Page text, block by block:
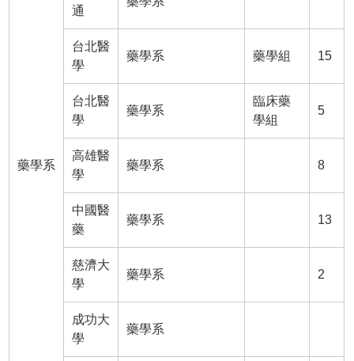
藥學系
通
台北醫
學
藥學系 藥學組 15
台北醫
學
藥學系
臨床藥
學組
5
高雄醫
學
藥學系 8
中國醫
藥
藥學系 13
慈濟大
學
藥學系 2
成功大
學
藥學系